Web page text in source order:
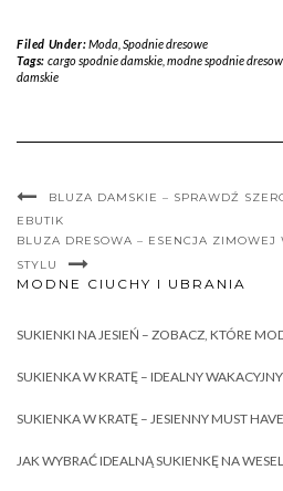
Filed Under:Moda Spodnie dresowe
Tags: cargo spodnie damskie, modne spodnie
damskie
BLUZA DAMSKIE – SPRAWDŹ
EBUTIK
BLUZA DRESOWA – ESENCJA ZIMOWEJ
STYLU
MODNE CIUCHY I UBRANIA
SUKIENKI NA JESIEŃ – ZOBACZ, KTÓRE
SUKIENKA W KRATĘ – IDEALNY
SUKIENKA W KRATĘ – JESIENNY MUST HAVE
JAK WYBRAĆ IDEALNĄ SUKIENKĘ NA